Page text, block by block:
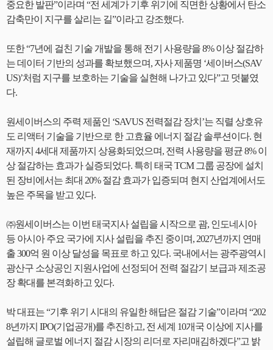
중요한 발판”이라며 “전 세계가 기후 위기에 직면한 상황에서 탄소
감축만이 지구를 살리는 길”이라고 강조했다.
또한 “7년에 걸친 기술 개발을 통해 전기 사용량을 8% 이상 절감하
는 데이터 기반의 성과를 확보했으며, 자사 제품명 ‘세이버스(SAV
US)’처럼 지구를 보호하는 기술을 실현해 나가고 있다”고 덧붙였
다.
원세이버스의 주력 제품인 ‘SAVUS 전력절감 장치’는 직렬 상호유
도 리액터 기술을 기반으로 한 고효율 에너지 절감 솔루션이다. 현
재까지 4세대 제품까지 상용화되었으며, 전력 사용량을 평균 8% 이
상 절감하는 효과가 실증되었다. 특히 태국 TCM 그룹 공장에 설치
된 장비에서는 최대 20% 절감 효과가 입증되며 현지 산업계에서도
높은 주목을 받고 있다.
㈜원세이버스는 이번 태국지사 설립을 시작으로 괌, 인도네시아
등 아시아 주요 국가에 지사 설립을 추진 중이며, 2027년까지 연매
출 300억 원 이상 달성을 목표로 하고 있다. 국내에서는 광주광역시
광산구 소상공인 지원사업에 선정되어 전력 절감기 보급과 제조공
장 확대를 본격화하고 있다.
박 대표는 “기후 위기 시대의 유일한 해답은 절감 기술”이라며 “202
8년까지 IPO(기업공개)를 추진하고, 전 세계 10개국 이상에 지사를
설립해 글로벌 에너지 절감 시장의 리더로 자리매김하겠다”고 밝